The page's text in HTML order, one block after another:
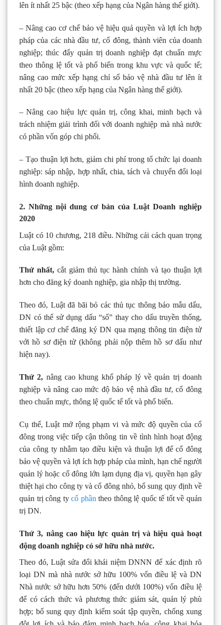
lên ít nhất 25 bậc (theo xếp hạng của Ngân hàng thế giới).
– Nâng cao cơ chế bảo vệ hiệu quả quyền và lợi ích hợp
pháp của các nhà đầu tư, cổ đông, thành viên của doanh
nghiệp; thúc đẩy quản trị doanh nghiệp đạt chuẩn mực
theo thông lệ tốt và phổ biến trong khu vực và quốc tế;
nâng cao mức xếp hạng chỉ số bảo vệ nhà đầu tư lên ít
nhất 20 bậc (theo xếp hạng của Ngân hàng thế giới).
– Nâng cao hiệu lực quản trị, công khai, minh bạch và
trách nhiệm giải trình đối với doanh nghiệp mà nhà nước
có phần vốn góp chi phối.
– Tạo thuận lợi hơn, giảm chi phí trong tổ chức lại doanh
nghiệp: sáp nhập, hợp nhất, chia, tách và chuyển đổi loại
hình doanh nghiệp.
2. Những nội dung cơ bản của Luật Doanh nghiệp
2020
Luật có 10 chương, 218 điều. Những cải cách quan trọng
của Luật gồm:
Thứ nhất, cắt giảm thủ tục hành chính và tạo thuận lợi
hơn cho đăng ký doanh nghiệp, gia nhập thị trường.
Theo đó, Luật đã bãi bỏ các thủ tục thông báo mẫu dấu,
DN có thể sử dụng dấu “số” thay cho dấu truyền thống,
thiết lập cơ chế đăng ký DN qua mạng thông tin điện tử
với hồ sơ điện tử (không phải nộp thêm hồ sơ dấu như
hiện nay).
Thứ 2, nâng cao khung khổ pháp lý về quản trị doanh
nghiệp và nâng cao mức độ bảo vệ nhà đầu tư, cổ đông
theo chuẩn mực, thông lệ quốc tế tốt và phổ biến.
Cụ thể, Luật mở rộng phạm vi và mức độ quyền của cổ
đông trong việc tiếp cận thông tin về tình hình hoạt động
của công ty nhằm tạo điều kiện và thuận lợi để cổ đông
bảo vệ quyền và lợi ích hợp pháp của mình, hạn chế người
quản lý hoặc cổ đông lớn lạm dụng địa vị, quyền hạn gây
thiệt hại cho công ty và cổ đông nhỏ, bổ sung quy định về
quản trị công tycổ phần theo thông lệ quốc tế tốt về quản
trị DN.
Thứ 3, nâng cao hiệu lực quản trị và hiệu quả hoạt
động doanh nghiệp có sở hữu nhà nước.
Theo đó, Luật sửa đổi khái niệm DNNN để xác định rõ
loại DN mà nhà nước sở hữu 100% vốn điều lệ và DN
Nhà nước sở hữu hơn 50% (đến dưới 100%) vốn điều lệ
để có cách thức và phương thức giám sát, quản lý phù
hợp; bổ sung quy định kiểm soát tập quyền, chống xung